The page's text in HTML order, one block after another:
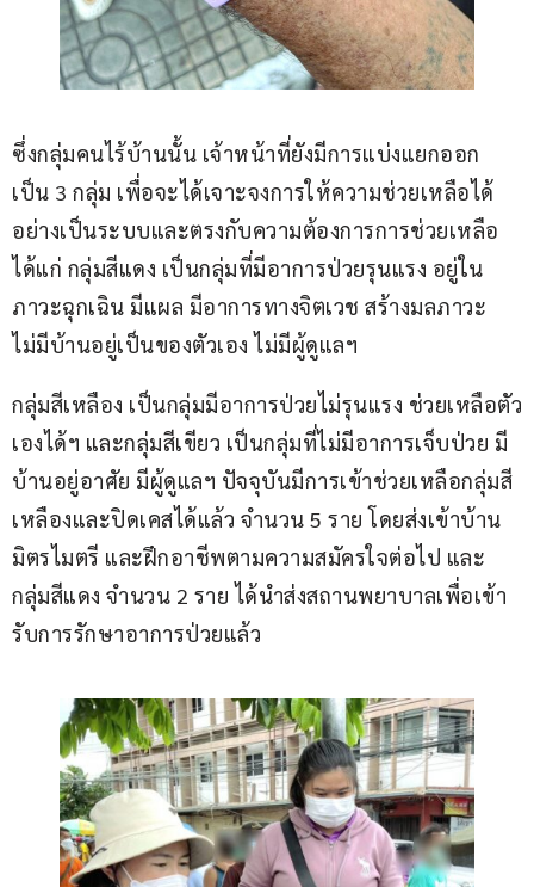
ซึ่งกลุ่มคนไร้บ้านนั้น เจ้าหน้าที่ยังมีการแบ่งแยกออก
เป็น 3 กลุ่ม เพื่อจะได้เจาะจงการให้ความช่วยเหลือได้
อย่างเป็นระบบและตรงกับความต้องการการช่วยเหลือ
ได้แก่ กลุ่มสีแดง เป็นกลุ่มที่มีอาการป่วยรุนแรง อยู่ใน
ภาวะฉุกเฉิน มีแผล มีอาการทางจิตเวช สร้างมลภาวะ
ไม่มีบ้านอยู่เป็นของตัวเอง ไม่มีผู้ดูแลฯ
กลุ่มสีเหลือง เป็นกลุ่มมีอาการป่วยไม่รุนแรง ช่วยเหลือตัว
เองได้ฯ และกลุ่มสีเขียว เป็นกลุ่มที่ไม่มีอาการเจ็บป่วย มี
บ้านอยู่อาศัย มีผู้ดูแลฯ ปัจจุบันมีการเข้าช่วยเหลือกลุ่มสี
เหลืองและปิดเคสได้แล้ว จำนวน 5 ราย โดยส่งเข้าบ้าน
มิตรไมตรี และฝึกอาชีพตามความสมัครใจต่อไป และ
กลุ่มสีแดง จำนวน 2 ราย ได้นำส่งสถานพยาบาลเพื่อเข้า
รับการรักษาอาการป่วยแล้ว